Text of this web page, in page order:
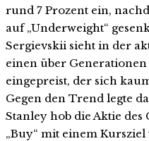
rund 7 Prozent ein,
auf „Underweight“
Sergievskii sieht in der
einen über
eingepreist, der sich
Gegen den Trend legte
Stanley hob die Aktie
„Buy“ mit einem